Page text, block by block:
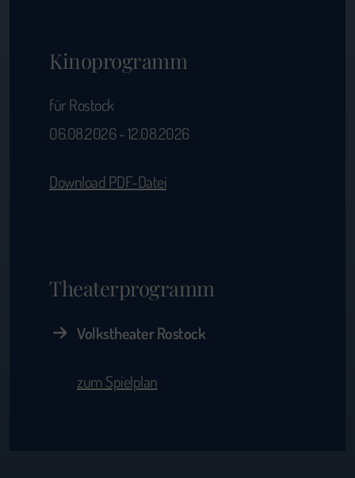
Kinoprogramm
für Rostock
06.08.2026 - 12.08.2026
Download PDF-Datei
Theaterprogramm
Volkstheater Rostock
zum Spielplan